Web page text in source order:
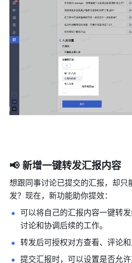
📢 新增一键转发汇报内容
想跟同事讨论已提交的汇报，却只
发？现在，新功能助你提效：
可以将自己的汇报内容一键转
讨论和协调后续的工作。
转发后可授权对方查看、评论和